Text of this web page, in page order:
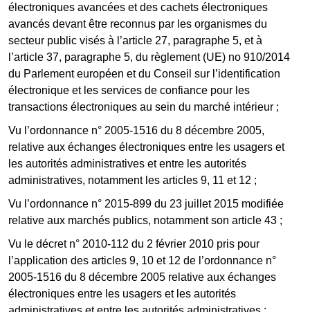
électroniques avancées et des cachets électroniques
avancés devant être reconnus par les organismes du
secteur public visés à l’article 27, paragraphe 5, et à
l’article 37, paragraphe 5, du règlement (UE) no 910/2014
du Parlement européen et du Conseil sur l’identification
électronique et les services de confiance pour les
transactions électroniques au sein du marché intérieur ;
Vu l’ordonnance n° 2005-1516 du 8 décembre 2005,
relative aux échanges électroniques entre les usagers et
les autorités administratives et entre les autorités
administratives, notamment les articles 9, 11 et 12 ;
Vu l’ordonnance n° 2015-899 du 23 juillet 2015 modifiée
relative aux marchés publics, notamment son article 43 ;
Vu le décret n° 2010-112 du 2 février 2010 pris pour
l’application des articles 9, 10 et 12 de l’ordonnance n°
2005-1516 du 8 décembre 2005 relative aux échanges
électroniques entre les usagers et les autorités